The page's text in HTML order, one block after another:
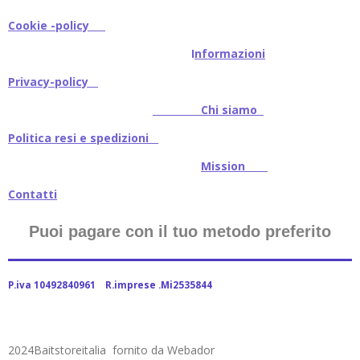
Cookie -policy
Informazioni
Privacy-policy
Chi siamo
Politica resi e spedizioni
Mission
Contatti
Puoi pagare con il tuo metodo preferito
P.iva 10492840961 R.imprese .Mi2535844
2024Baitstoreitalia fornito da Webador